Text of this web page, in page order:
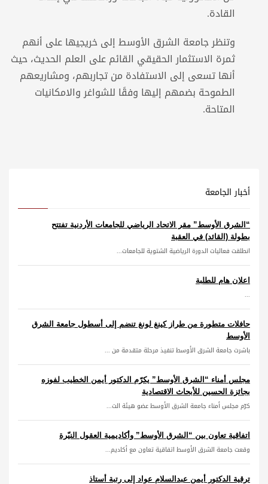
القادة.
وتنظر جامعة الشرق الأوسط إلى خريجيها على أنهم
ثمرة الاستثمار الحقيقي القائم على العلم الحديث، حيث
أنها تسعى إلى الاستفادة من تجاربهم، ومشاريعهم
الطموحة بضمهم إليها وفقًا للشواغر والامكانيات
المتاحة.
أخبار الجامعة
“الشرق الأوسط” مقر الاتحاد الرياضي للجامعات الأردنية تفتتح
بطولة (القائد) في العقبة
انطلقت فعاليات الدورة الرياضية الشتوية للجامعات...
اعلان هام للطلبة
...
حافلات متطورة من طراز كينغ لونغ تنضم إلى أسطول جامعة الشرق
الأوسط
باشرت جامعة الشرق الأوسط تنفيذ مرحلة متقدمة من ...
مجلس أمناء “الشرق الأوسط” يكرّم الدكتور أيمن الخطيب لفوزه
بجائزة الحسين للأبحاث الاقتصادية
كرّم مجلس أمناء جامعة الشرق الأوسط عضو هيئة الت...
اتفاقية تعاون بين “الشرق الأوسط” وأكاديمية العقول النيّرة
وقعت جامعة الشرق الأوسط اتفاقية تعاون مع أكاديم...
ترقية الدكتور أيمن عبدالسلام عواد إلى رتبة أستاذ